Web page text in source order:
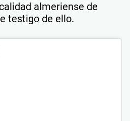
almeriense de
testigo de ello.